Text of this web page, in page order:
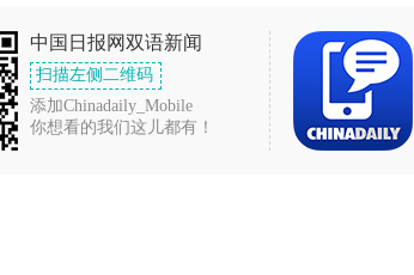
中国日报网双语新闻
扫描左侧二维码
添加Chinadaily_Mobile
你想看的我们这儿都有！